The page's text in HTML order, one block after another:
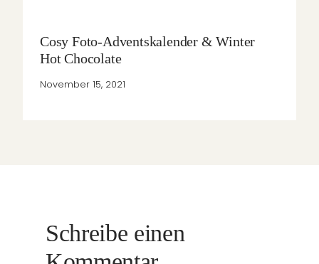
Cosy Foto-Adventskalender & Winter
Hot Chocolate
November 15, 2021
Schreibe einen